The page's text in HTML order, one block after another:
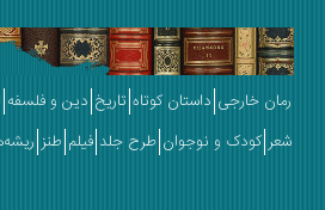
خارجی داستان کوتاه تاریخ دین و فلسفه اقتصاد
کودک و نوجوان طرح جلد فیلم طنز ریشه‌ها پس